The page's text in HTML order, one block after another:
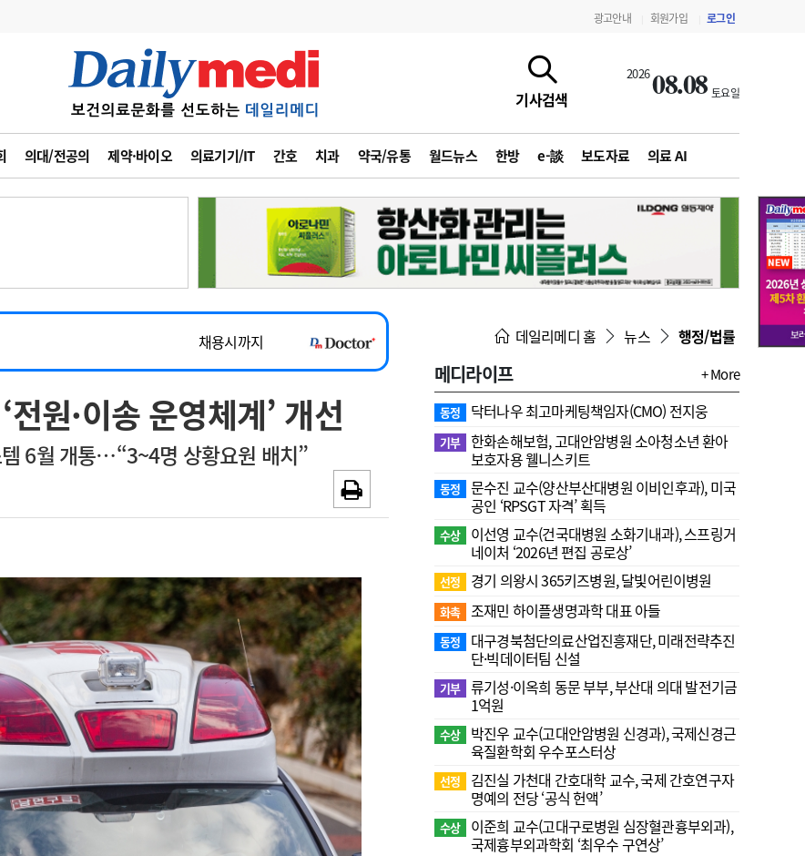
광고안내 회원가입 로그인
기사검색
202608.08 토요일
의대/전공의 제약·바이오 의료기기/IT 간호 치과 약국/유통 월드뉴스 한방 e-談 보도자료 의료 AI
6
관리급여 실시
지필공 지원책
수련환경 개선
의과대학 입시
사고
수첩
정책/통계 공시 지침·기준·평가 약제급여 심사 결과
광고안내
채용시까지
~2026-08-15
~2026-08-31
채용시까지
원·이송 운영체계’ 개선
6월 개통…“3~4명 상황요원 배치”
데일리메디 홈 뉴스 행정/법률
메디라이프 + More
동정 닥터나우 최고마케팅책임자(CMO) 전지웅
기부 한화손해보험, 고대안암병원 소아청소년 환아
보호자용 웰니스키트
동정
문수진 교수( 양산부산대병원 이비인후과), 미국
공인 ‘RPSGT 자격’ 획득
수상
이선영 교수(건국대병원 소화기내과), 스프링거
네이처 ‘2026년 편집 공로상’
선정 경기 의왕시 365키즈병원, 달빛어린이병원
화촉 조재민 하이플생명과학 대표 아들
동정
대구경북첨단의료산업진흥재단, 미래전략추진
단·빅데이터팀 신설
기부 류기성·이옥희 동문 부부, 부산대 의대 발전기금
1억원
수상
박진우 교수(고대안암병원 신경과), 국제신경근
육질환학회 우수포스터상
선정
김진실 가천대 간호대학 교수, 국제 간호연구자
명예의 전당 ‘공식 헌액’
수상
이준희 교수(고대구로병원 심장혈관흉부외과),
국제흉부외과학회 ‘최우수 구연상’